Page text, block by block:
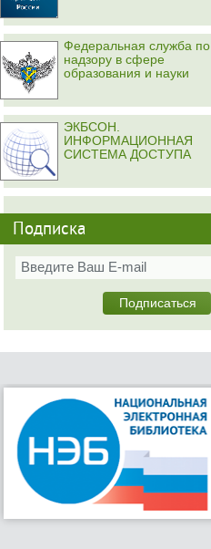
Федеральная служба по
надзору в сфере
образования и науки
ЭКБСОН.
ИНФОРМАЦИОННАЯ
СИСТЕМА ДОСТУПА
Подписка